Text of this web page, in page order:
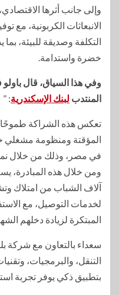
وإلى جانب أثرها
الانبعاثات الكربونية، مع
التكلفة وصديقة للبيئة،
خضرة واستدامة.
وفي هذا السياق، قال باولو
المنتدب لبنك الإسكندرية: ”
تعكس هذه الشراكة طموحًا
المؤقتة ومنظومة مشغلي
في مصر، وذلك من خلال
ومن خلال هذه المبادرة،
آلاف الشباب من امتلاك
لخدمات التوصيل، مع
المبتكرة لزيادة دخلهم
سعداء بالتعاون مع شركة
التنقل، والبرمجيات،
بتطبيق ذكي يوفر تجربة